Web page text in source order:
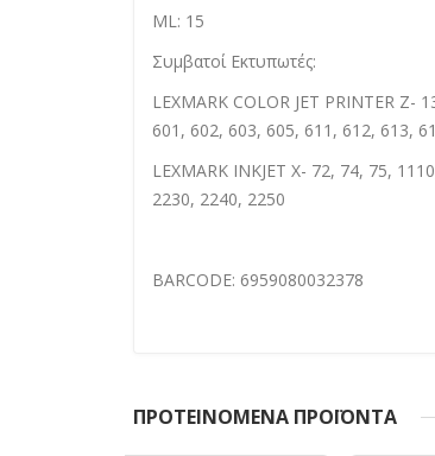
ML: 15
Συμβατοί Εκτυπωτές:
LEXMARK COLOR JET PRINTER
601, 602, 603, 605, 611, 612, 613,
LEXMARK INKJET X- 72, 74, 75,
2230, 2240, 2250
BARCODE: 6959080032378
ΠΡΟΤΕΙΝΌΜΕΝΑ ΠΡΟΪΌΝΤΑ